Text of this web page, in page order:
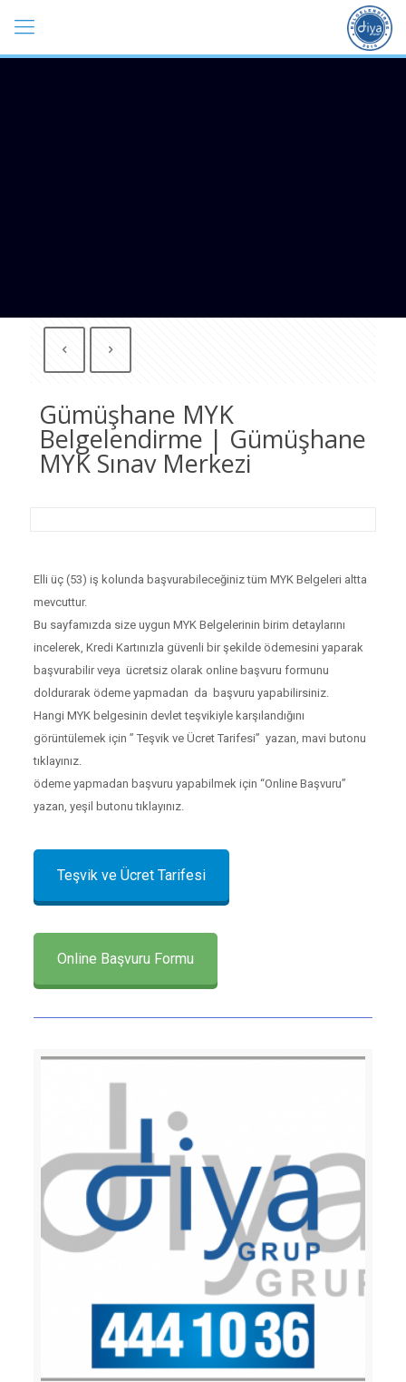
Gümüşhane MYK
Belgelendirme | Gümüşhane
MYK Sınav Merkezi
Elli üç (53) iş kolunda başvurabileceğiniz tüm MYK Belgeleri altta
mevcuttur.
Bu sayfamızda size uygun MYK Belgelerinin birim detaylarını
incelerek, Kredi Kartınızla güvenli bir şekilde ödemesini yaparak
başvurabilir veya ücretsiz olarak online başvuru formunu
doldurarak ödeme yapmadan da başvuru yapabilirsiniz.
Hangi MYK belgesinin devlet teşvikiyle karşılandığını
görüntülemek için ” Teşvik ve Ücret Tarifesi” yazan, mavi butonu
tıklayınız.
ödeme yapmadan başvuru yapabilmek için “Online Başvuru”
yazan, yeşil butonu tıklayınız.
Teşvik ve Ücret Tarifesi
Online Başvuru Formu